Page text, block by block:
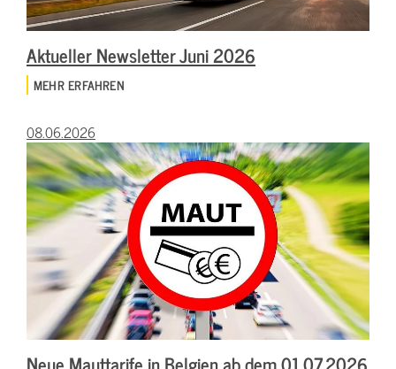
Aktueller Newsletter Juni 2026
MEHR ERFAHREN
08.06.2026
Neue Mauttarife in Belgien ab dem 01.07.2026